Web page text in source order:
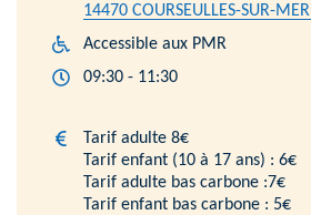
14470 COURSEULLES-SUR-MER
Accessible aux PMR
09:30 - 11:30
Tarif adulte 8€
Tarif enfant (10 à 17 ans) : 6€
Tarif adulte bas carbone :7€
Tarif enfant bas carbone : 5€